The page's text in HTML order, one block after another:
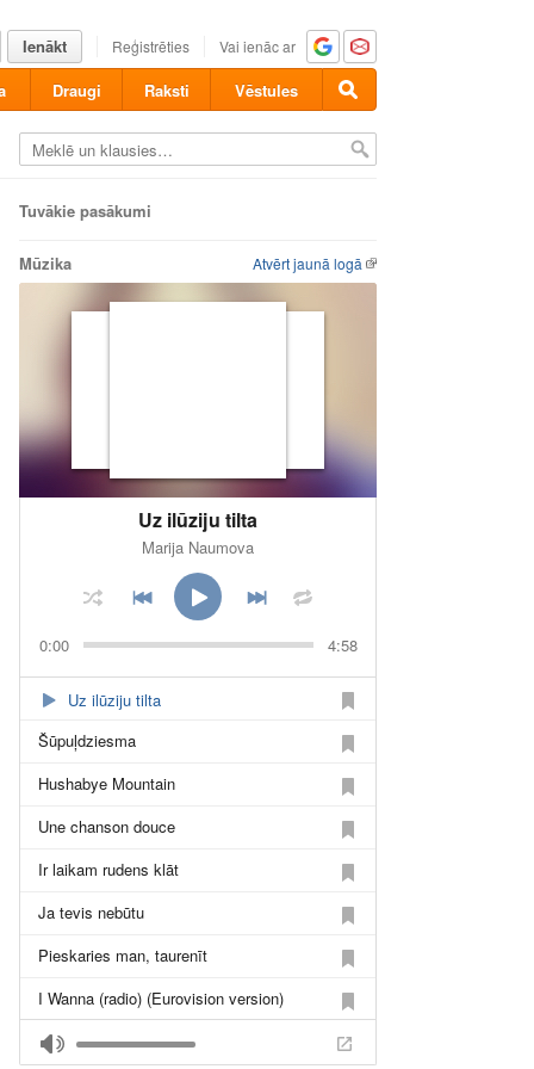
Ienākt Reģistrēties Vai ienāc ar
Draugi Raksti Vēstules
Tuvākie pasākumi
Atvērt jaunā logā
Mūzika
Uz ilūziju tilta
Marija Naumova
0:00 4:58
Uz ilūziju tilta
Šūpuļdziesma
Hushabye Mountain
Une chanson douce
Ir laikam rudens klāt
Ja tevis nebūtu
Pieskaries man, taurenīt
I Wanna (radio) (Eurovision version)
I Wanna (feat. DJ Dust)